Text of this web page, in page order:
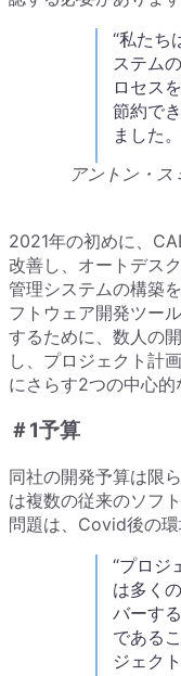
私たち
ステム
ロセス
節約で
ました。
アントン・
2021年の初めに、
改善し、オートデス
管理システムの構築
フトウェア開発ツー
するために、数人の
し、プロジェクト計
にさらす2つの中心的
＃1予算
同社の開発予算は限
は複数の従来のソフ
問題は、Covid後の環
プロジ
は多く
バーす
である
ジェク